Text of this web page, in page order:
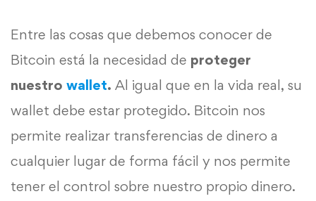
Entre las cosas que debemos conocer de
Bitcoin está la necesidad de proteger
nuestro wallet. Al igual que en la vida real, su
wallet debe estar protegido. Bitcoin nos
permite realizar transferencias de dinero a
cualquier lugar de forma fácil y nos permite
tener el control sobre nuestro propio dinero.